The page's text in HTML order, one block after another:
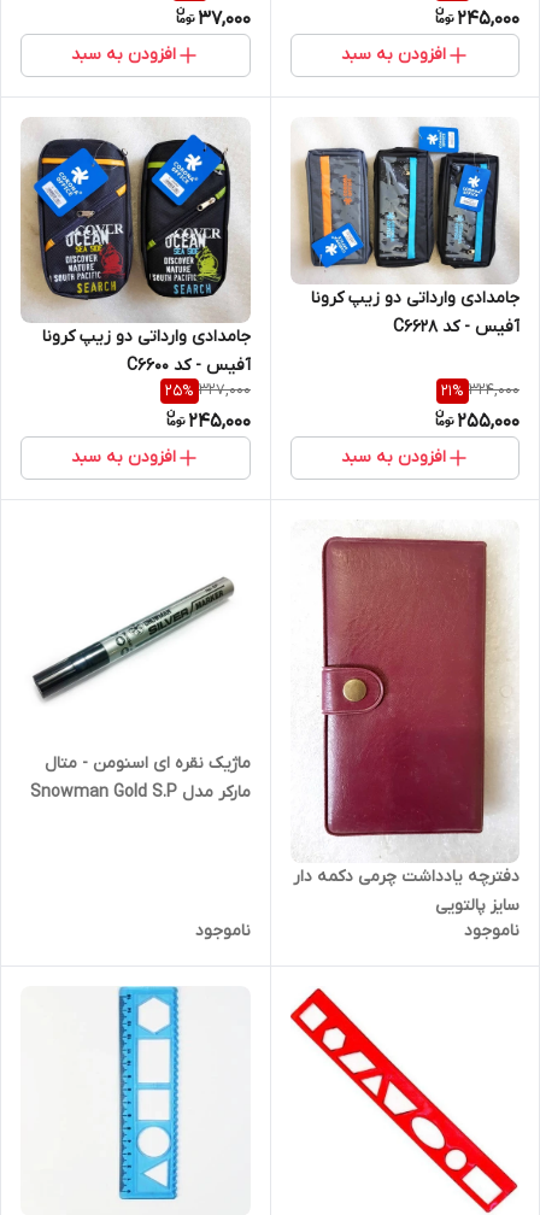
245,000
افزودن به سبد
37,000
افزودن به سبد
جامدادی وارداتی دو زیپ کرونا
آفیس - کد C6628
324,000
21%
255,000
افزودن به سبد
جامدادی وارداتی دو زیپ کرونا
آفیس - کد C6600
327,000
25%
245,000
افزودن به سبد
دفترچه یادداشت چرمی دکمه دار
سایز پالتویی
ناموجود
ماژیک نقره ای اسنومن - متال
مارکر مدل Snowman Gold S.P
ناموجود